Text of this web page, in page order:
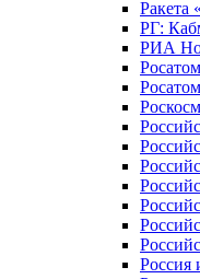
Ракета
РГ:
РИА
Россия